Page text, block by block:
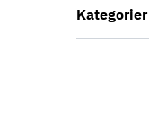
Kategorier